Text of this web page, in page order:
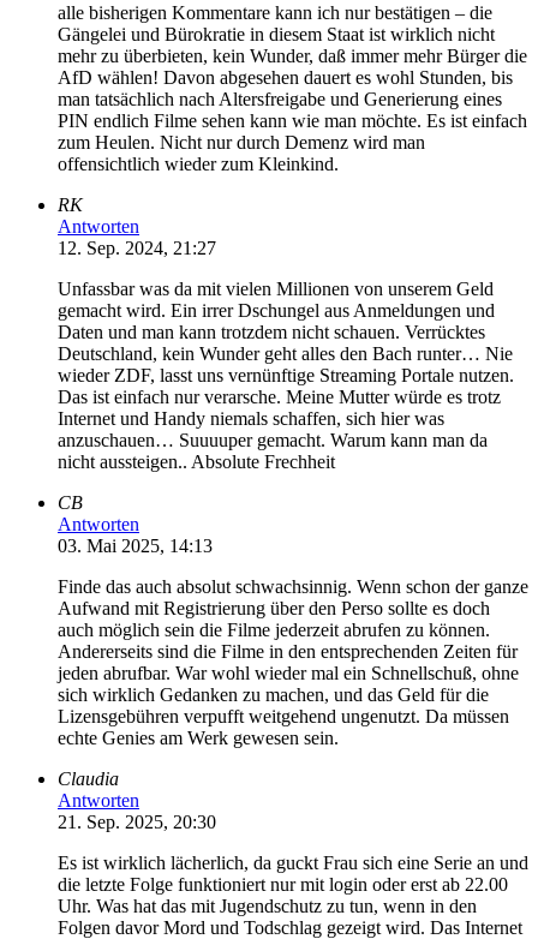
alle bisherigen Kommentare kann ich nur bestätigen – die
Gängelei und Bürokratie in diesem Staat ist wirklich nicht
mehr zu überbieten, kein Wunder, daß immer mehr Bürger die
AfD wählen! Davon abgesehen dauert es wohl Stunden, bis
man tatsächlich nach Altersfreigabe und Generierung eines
PIN endlich Filme sehen kann wie man möchte. Es ist einfach
zum Heulen. Nicht nur durch Demenz wird man
offensichtlich wieder zum Kleinkind.
RK
Antworten
12. Sep. 2024, 21:27
Unfassbar was da mit vielen Millionen von unserem Geld
gemacht wird. Ein irrer Dschungel aus Anmeldungen und
Daten und man kann trotzdem nicht schauen. Verrücktes
Deutschland, kein Wunder geht alles den Bach runter… Nie
wieder ZDF, lasst uns vernünftige Streaming Portale nutzen.
Das ist einfach nur verarsche. Meine Mutter würde es trotz
Internet und Handy niemals schaffen, sich hier was
anzuschauen… Suuuuper gemacht. Warum kann man da
nicht aussteigen.. Absolute Frechheit
CB
Antworten
03. Mai 2025, 14:13
Finde das auch absolut schwachsinnig. Wenn schon der ganze
Aufwand mit Registrierung über den Perso sollte es doch
auch möglich sein die Filme jederzeit abrufen zu können.
Andererseits sind die Filme in den entsprechenden Zeiten für
jeden abrufbar. War wohl wieder mal ein Schnellschuß, ohne
sich wirklich Gedanken zu machen, und das Geld für die
Lizensgebühren verpufft weitgehend ungenutzt. Da müssen
echte Genies am Werk gewesen sein.
Claudia
Antworten
21. Sep. 2025, 20:30
Es ist wirklich lächerlich, da guckt Frau sich eine Serie an und
die letzte Folge funktioniert nur mit login oder erst ab 22.00
Uhr. Was hat das mit Jugendschutz zu tun, wenn in den
Folgen davor Mord und Todschlag gezeigt wird. Das Internet